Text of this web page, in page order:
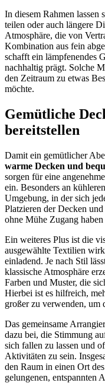
In diesem Rahmen lassen
teilen oder auch längere
Atmosphäre, die von
Kombination aus fein
schafft ein lämpfenendes
nachhaltig prägt. Solche
den Zeitraum zu etwas
möchte.
Gemütliche
bereitstellen
Damit ein gemütlicher
warme Decken und
sorgen für eine
ein. Besonders an
Umgebung, in der sich
Platzieren der Decken
ohne Mühe Zugang
Ein weiteres Plus ist die
ausgewählte Textilien
einladend. Je nach Stil
klassische Atmosphäre
Farben und Muster, die
Hierbei ist es hilfreich,
großer zu verwenden, um
Das gemeinsame
dazu bei, die Stimmung
sich fallen zu lassen und
Aktivitäten zu sein.
den Raum in einen Ort
gelungenen, entspannten